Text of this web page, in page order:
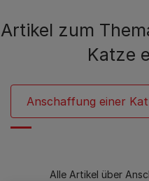
Artikel zum
Katze
Anschaffung einer
Alle Artikel über